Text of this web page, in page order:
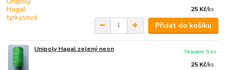
25 Kč/ks
Přidat do košíku
Unipoly Hagal zelený neon
25 Kč/ks
Skladem 5 ks